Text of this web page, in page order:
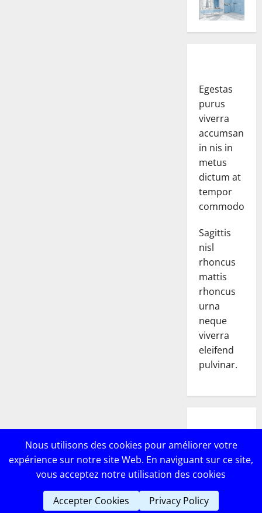
Egestas
purus
viverra
accumsan
in nis in
metus
dictum at
tempor
commodo.
Sagittis
nisl
rhoncus
mattis
rhoncus
urna
neque
viverra
eleifend
pulvinar.
POPULAR
POSTS
Copyright © Lebricomag| MoreNews par AF themes
Nous utilisons des cookies pour améliorer votre
expérience sur notre site Web. En naviguant sur ce site,
vous acceptez notre utilisation des cookies
Accepter Cookies Privacy Policy